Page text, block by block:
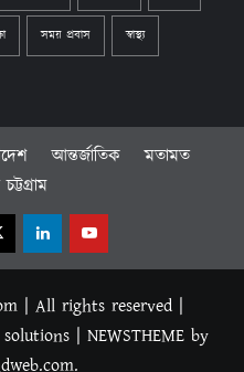
সময় প্রবাস স্বাস্থ্য
আন্তর্জাতিক
মতামত
LinkedinYoutube
| All rights reserved |
| NEWSTHEME by